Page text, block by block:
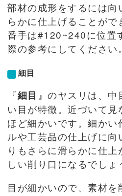
部材の成形をするには向
らかに仕上げることが
番手は#120~240に位置
際の参考にしてください。
細目
『細目 』のヤスリは、
い目が特徴。近づいて見
ほど細かいです。細か
ルや工芸品の仕上げに向
りもさらに滑らかに仕
しい削り口になるでしょ
目が細かいので、素材を